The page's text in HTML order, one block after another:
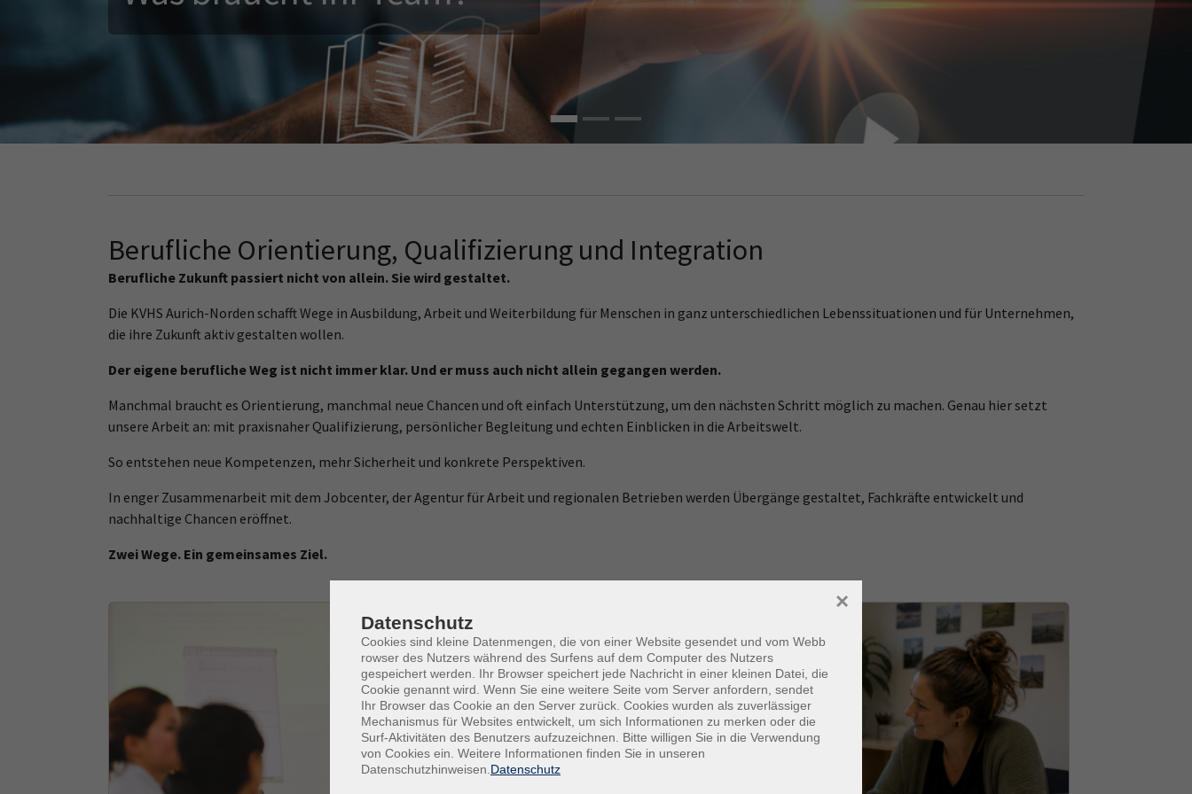
Bildung auf Bestellung
Du magst es heiß?
Beef gefällig?
Berufliche Orientierung, Qualifizierung und Integration
Berufliche Zukunft passiert nicht von allein. Sie wird gestaltet.
Die KVHS Aurich-Norden schafft Wege in Ausbildung, Arbeit und Weiterbildung für Menschen in ganz unterschiedlichen Lebenssituationen und für Unternehmen,
die ihre Zukunft aktiv gestalten wollen.
Der eigene berufliche Weg ist nicht immer klar. Und er muss auch nicht allein gegangen werden.
Manchmal braucht es Orientierung, manchmal neue Chancen und oft einfach Unterstützung, um den nächsten Schritt möglich zu machen. Genau hier setzt
unsere Arbeit an: mit praxisnaher Qualifizierung, persönlicher Begleitung und echten Einblicken in die Arbeitswelt.
So entstehen neue Kompetenzen, mehr Sicherheit und konkrete Perspektiven.
In enger Zusammenarbeit mit dem Jobcenter, der Agentur für Arbeit und regionalen Betrieben werden Übergänge gestaltet, Fachkräfte entwickelt und
nachhaltige Chancen eröffnet.
Zwei Wege. Ein gemeinsames Ziel.
Datenschutz
Cookies sind kleine Datenmengen, die von einer Website gesendet und vom Webb
rowser des Nutzers während des Surfens auf dem Computer des Nutzers
gespeichert werden. Ihr Browser speichert jede Nachricht in einer kleinen Datei, die
Cookie genannt wird. Wenn Sie eine weitere Seite vom Server anfordern, sendet
Ihr Browser das Cookie an den Server zurück. Cookies wurden als zuverlässiger
Mechanismus für Websites entwickelt, um sich Informationen zu merken oder die
Surf-Aktivitäten des Benutzers aufzuzeichnen. Bitte willigen Sie in die Verwendung
von Cookies ein. Weitere Informationen finden Sie in unseren
Datenschutzhinweisen. Datenschutz
×